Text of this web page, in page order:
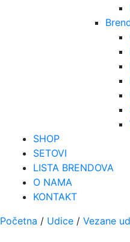
SHOP
SETOVI
LISTA BRENDOVA
O NAMA
KONTAKT
Početna / Udice / Vezane